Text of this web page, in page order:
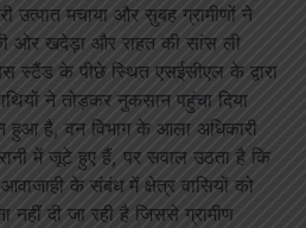
उत्पात मचाया और सुबह ग्रामीणों ने
ओर खदेड़ा और राहत की सांस ली
स्टैंड के पीछे स्थित एसईसीएल के द्वारा
ने तोड़कर नुकसान पहुंचा दिया
हुआ है, वन विभाग के आला अधिकारी
में जूटे हुए हैं, पर सवाल उठता है कि
आवाजाही के संबंध में क्षेत्र वासियों को
नहीं दी जा रही है जिससे ग्रामीण